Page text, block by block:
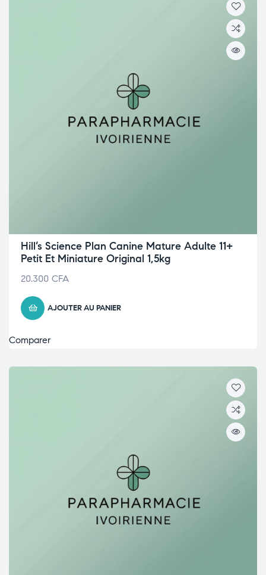
Hill’s Science Plan Canine Mature Adulte 11+
Petit Et Miniature Original 1,5kg
20.300 CFA
AJOUTER AU PANIER
Comparer